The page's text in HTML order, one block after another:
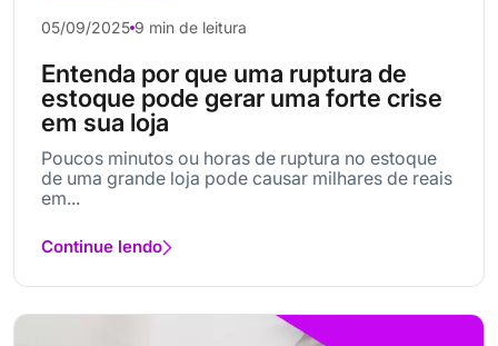
05/09/2025 9 min de leitura
Entenda por que uma ruptura de
estoque pode gerar uma forte crise
em sua loja
Poucos minutos ou horas de ruptura no estoque
de uma grande loja pode causar milhares de reais
em...
Continue lendo